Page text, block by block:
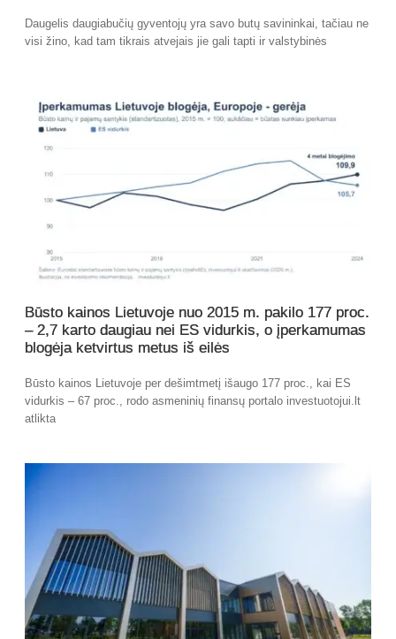
Daugelis daugiabučių gyventojų yra savo butų savininkai, tačiau ne
visi žino, kad tam tikrais atvejais jie gali tapti ir valstybinės
Būsto kainos Lietuvoje nuo 2015 m. pakilo 177 proc.
– 2,7 karto daugiau nei ES vidurkis, o įperkamumas
blogėja ketvirtus metus iš eilės
Būsto kainos Lietuvoje per dešimtmetį išaugo 177 proc., kai ES
vidurkis – 67 proc., rodo asmeninių finansų portalo investuotojui.lt
atlikta